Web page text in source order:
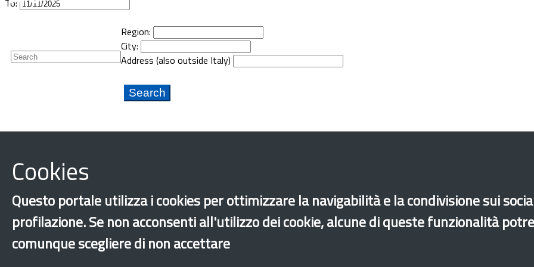
To:
Region:
City:
Address (also outside Italy)
Cookies
Questo portale utilizza i cookies per ottimizzare la navigabilità e la condivisione sui
profilazione. Se non acconsenti all'utilizzo dei cookie, alcune di queste funzionalità
comunque scegliere di non accettare